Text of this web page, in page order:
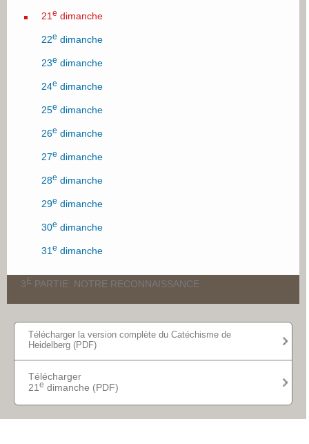
21 e dimanche
22e dimanche
23e dimanche
24e dimanche
25e dimanche
26e dimanche
27e dimanche
28e dimanche
29e dimanche
30e dimanche
31 e dimanche
3E PARTIE: NOTRE RECONNAISSANCE
32edimanche
33 edimanche
34
e dimanche
36 dimanche
Télécharger la version complète du Catéchisme de
Heidelberg (PDF)
Télécharger
21 e dimanche (PDF)